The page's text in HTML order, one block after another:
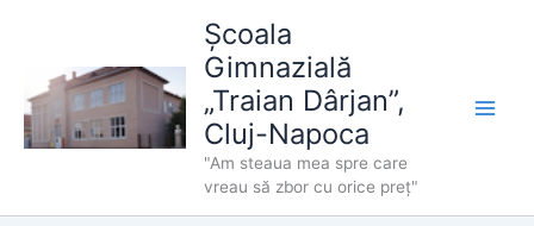
content
Școala
Gimnazială
„Traian Dârjan”,
Cluj-Napoca
"Am steaua mea spre care
vreau să zbor cu orice preț"